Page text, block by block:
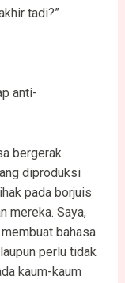
tadi?”
anti-
bergerak
diproduksi
pada borjuis
mereka. Saya,
bahasa
perlu tidak
kaum-kaum